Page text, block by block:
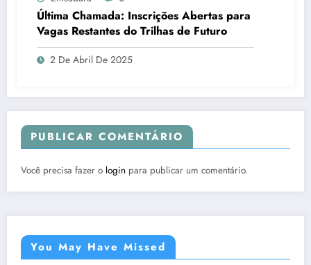
Última Chamada: Inscrições Abertas para
Vagas Restantes do Trilhas de Futuro
2 De Abril De 2025
PUBLICAR COMENTÁRIO
Você precisa fazer o login para publicar um comentário.
You May Have Missed